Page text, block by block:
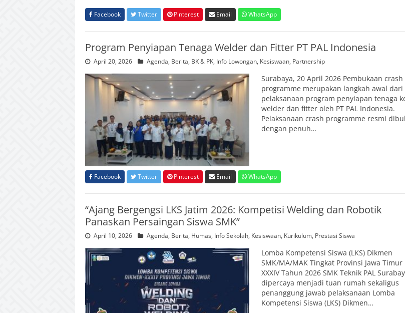
Facebook Twitter Pinterest Email WhatsApp
Program Penyiapan Tenaga Welder dan Fitter PT PAL Indonesia
April 20, 2026 Agenda, Berita, BK & PK, Info Lowongan, Kesiswaan, Partnership
Surabaya, 20 April 2026 Pembukaan crash
programme merupakan langkah awal dari
pelaksanaan program penyiapan tenaga
welder dan fitter oleh PT PAL Indonesia.
Pelaksanaan crash programme resmi
dengan penuh…
Facebook Twitter Pinterest Email WhatsApp
“Ajang Bergengsi LKS Jatim 2026: Kompetisi Welding dan Robotik
Panaskan Persaingan Siswa SMK”
April 10, 2026 Agenda, Berita, Humas, Info Sekolah, Kesiswaan, Kurikulum, Prestasi Siswa
Lomba Kompetensi Siswa (LKS) Dikmen
SMK/MA/MAK Tingkat Provinsi Jawa Timur
XXXIV Tahun 2026 SMK Teknik PAL
dipercaya menjadi tuan rumah sekaligus
penanggung jawab pelaksanaan Lomba
Kompetensi Siswa (LKS) Dikmen…